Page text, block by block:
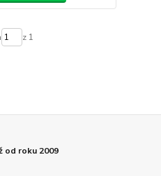
z 1
od roku 2009